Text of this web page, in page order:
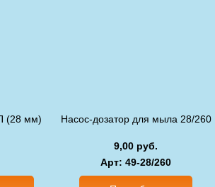
(28 мм) Насос-дозатор для мыла 28/260
9,00 руб.
Арт: 49-28/260